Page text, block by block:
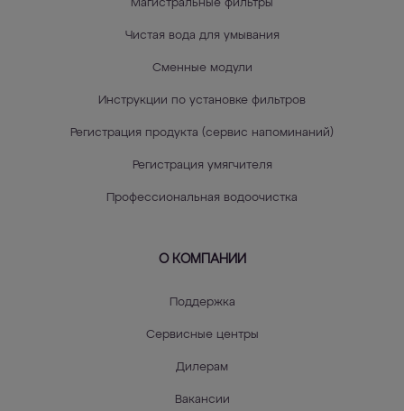
Магистральные фильтры
Чистая вода для умывания
Сменные модули
Инструкции по установке фильтров
Регистрация продукта (сервис напоминаний)
Регистрация умягчителя
Профессиональная водоочистка
О КОМПАНИИ
Поддержка
Сервисные центры
Дилерам
Вакансии